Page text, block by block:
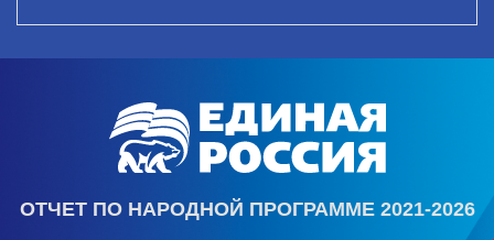
ОТЧЕТ ПО НАРОДНОЙ ПРОГРАММЕ 2021-2026